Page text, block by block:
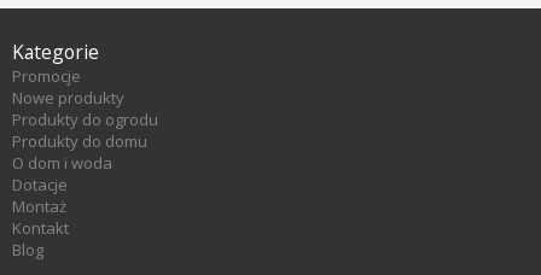
Kategorie
Promocje
Nowe produkty
Produkty do ogrodu
Produkty do domu
O dom i woda
Dotacje
Montaż
Kontakt
Blog